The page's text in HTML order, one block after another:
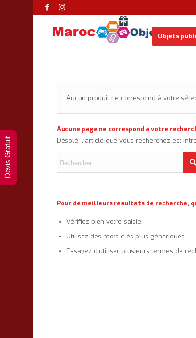
Objets
Aucun produit ne correspond à votre
Aucune page ne correspond à votre
Désolé, l’article que vous recherchez est
Pour de meilleurs résultats de recherche,
Vérifiez bien votre saisie.
Utilisez des mots clés plus génériques.
Essayez d’utiliser plusieurs termes de
Devis Gratuit